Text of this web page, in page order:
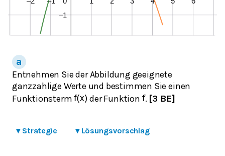
Entnehmen Sie der Abbildung geeignete
ganzzahlige Werte und bestimmen Sie einen
Funktionstermf(x) der Funktion f. [3 BE]
▾ Strategie ▾ Lösungsvorschlag